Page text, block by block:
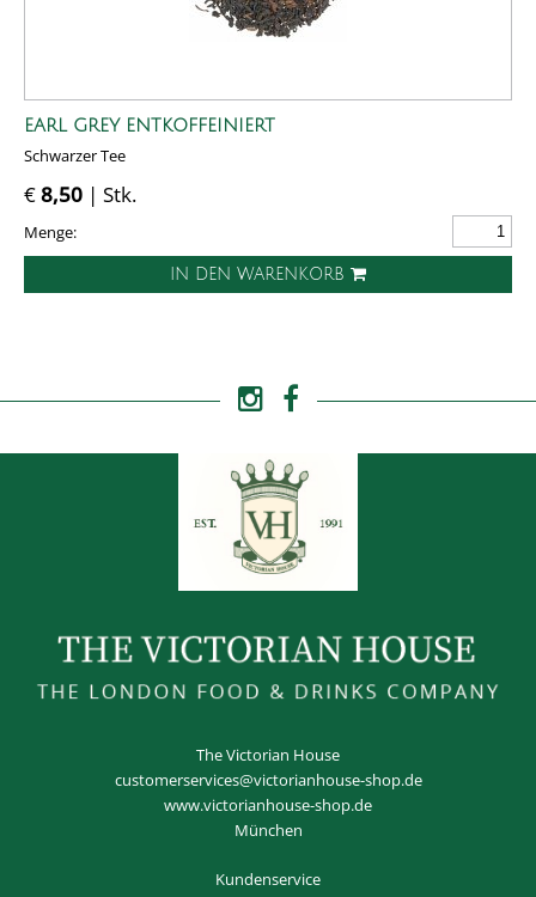
EARL GREY ENTKOFFEINIERT
Schwarzer Tee
€8,50 | Stk.
Menge:
IN DEN WARENKORB
The Victorian House
customerservices@victorianhouse-shop.de
www.victorianhouse-shop.de
München
Kundenservice